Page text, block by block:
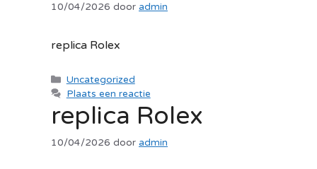
10/04/2026 door admin
replica Rolex
Categorieën
Uncategorized
Plaats een reactie
replica Rolex
10/04/2026 door admin